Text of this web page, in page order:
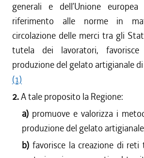
generali e dell’Unione
riferimento alle norme in
circolazione delle merci tra gli
tutela dei lavoratori,
produzione del gelato artigianale
(1)
2.A tale proposito la Regione:
a) promuove e valorizza i
produzione del gelato
b) favorisce la creazione di